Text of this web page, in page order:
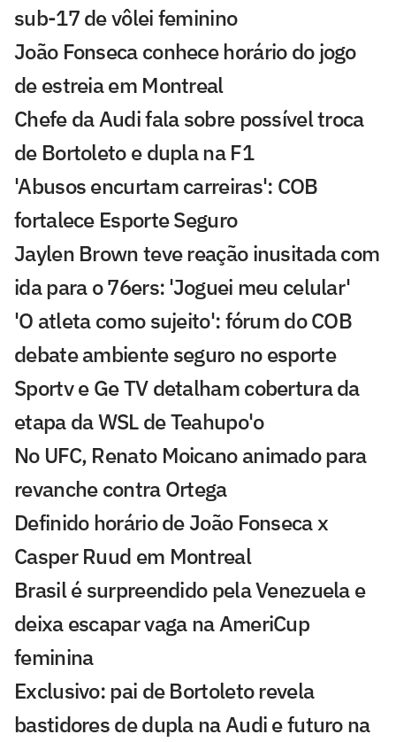
sub-17 de vôlei feminino
João Fonseca conhece horário do jogo
de estreia em Montreal
Chefe da Audi fala sobre possível troca
de Bortoleto e dupla na F1
'Abusos encurtam carreiras': COB
fortalece Esporte Seguro
Jaylen Brown teve reação inusitada com
ida para o 76ers: 'Joguei meu celular'
'O atleta como sujeito': fórum do COB
debate ambiente seguro no esporte
Sportv e Ge TV detalham cobertura da
etapa da WSL de Teahupo'o
No UFC, Renato Moicano animado para
revanche contra Ortega
Definido horário de João Fonseca x
Casper Ruud em Montreal
Brasil é surpreendido pela Venezuela e
deixa escapar vaga na AmeriCup
feminina
Exclusivo: pai de Bortoleto revela
bastidores de dupla na Audi e futuro na